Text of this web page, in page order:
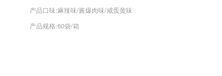
产品口味:麻辣味/酱爆肉味/咸蛋黄味
产品规格:60袋/箱